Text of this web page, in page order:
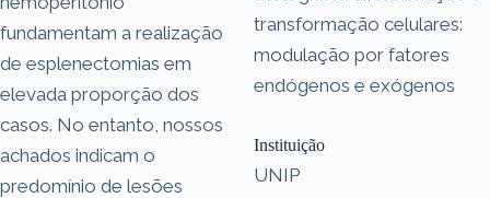
fundamentam a realização
de esplenectomias em
elevada proporção dos
casos. No entanto, nossos
achados indicam o
predomínio de lesões
transformação celulares:
modulação por fatores
endógenos e exógenos
Instituição
UNIP